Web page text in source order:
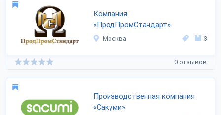
Компания
«ПродПромСтандарт»
Москва 3
0 отзывов
Производственная компания
«Сакуми»